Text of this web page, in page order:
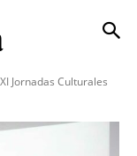
Jornadas Culturales